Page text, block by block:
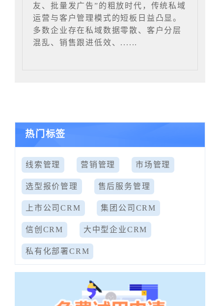
友、批量发广告”的粗放时代，传统私域
运营与客户管理模式的短板日益凸显。
多数企业存在私域数据零散、客户分层
混乱、销售跟进低效、......
热门标签
线索管理 营销管理 市场管理
选型报价管理 售后服务管理
上市公司CRM 集团公司CRM
信创CRM 大中型企业CRM
私有化部署CRM